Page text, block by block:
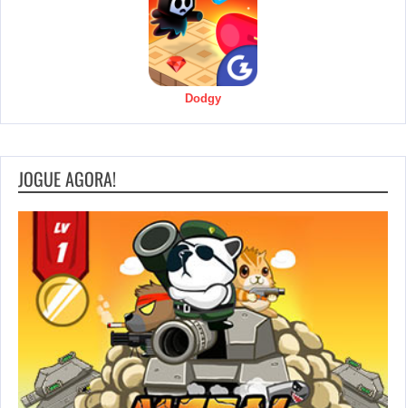
Dodgy
JOGUE AGORA!